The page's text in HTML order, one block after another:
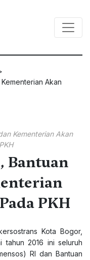
Akan
Kementerian Akan
Bantuan
PKH
Kota Bogor,
tahun 2016 ini seluruh
RI dan Bantuan